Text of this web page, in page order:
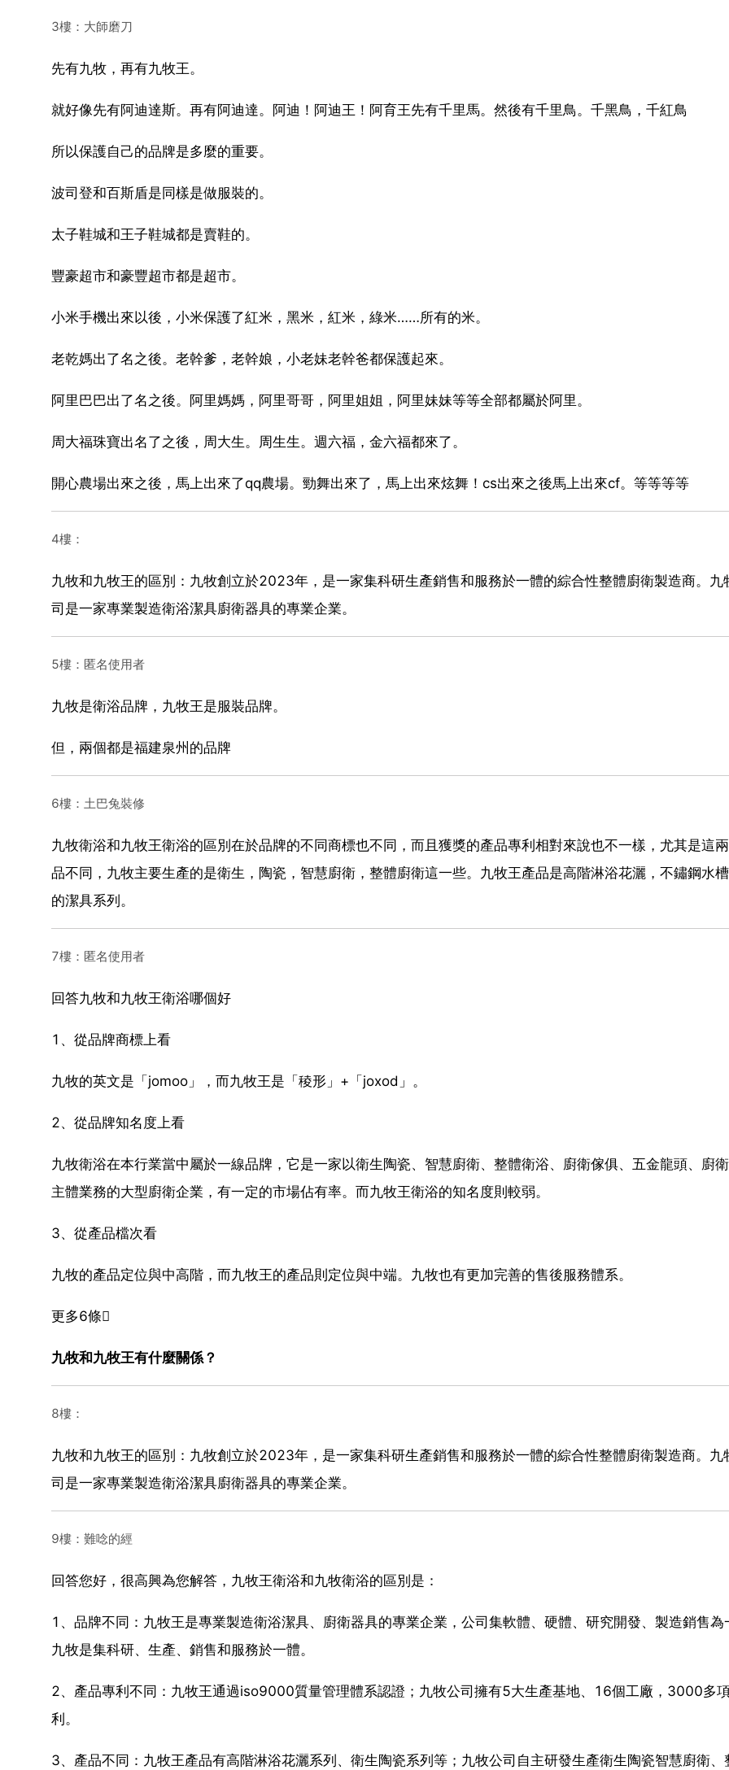
3樓：大師磨刀
先有九牧，再有九牧王。
就好像先有阿迪達斯。再有阿迪達。阿迪！阿迪王！阿育王先有千里馬。然後有千里鳥。千黑鳥，千紅鳥
所以保護自己的品牌是多麼的重要。
波司登和百斯盾是同樣是做服裝的。
太子鞋城和王子鞋城都是賣鞋的。
豐豪超市和豪豐超市都是超市。
小米手機出來以後，小米保護了紅米，黑米，紅米，綠米……所有的米。
老乾媽出了名之後。老幹爹，老幹娘，小老妹老幹爸都保護起來。
阿里巴巴出了名之後。阿里媽媽，阿里哥哥，阿里姐姐，阿里妹妹等等全部都屬於阿里。
周大福珠寶出名了之後，周大生。周生生。週六福，金六福都來了。
開心農場出來之後，馬上出來了qq農場。勁舞出來了，馬上出來炫舞！cs出來之後馬上出來cf。等等等等
4樓：
九牧和九牧王的區別：九牧創立於2023年，是一家集科研生產銷售和服務於一體的綜合性整體廚衛製造商。九
司是一家專業製造衛浴潔具廚衛器具的專業企業。
5樓：匿名使用者
九牧是衛浴品牌，九牧王是服裝品牌。
但，兩個都是福建泉州的品牌
6樓：土巴兔裝修
九牧衛浴和九牧王衛浴的區別在於品牌的不同商標也不同，而且獲獎的產品專利相對來說也不一樣，尤其是這
品不同，九牧主要生產的是衛生，陶瓷，智慧廚衛，整體廚衛這一些。九牧王產品是高階淋浴花灑，不鏽鋼水
的潔具系列。
7樓：匿名使用者
回答九牧和九牧王衛浴哪個好
1、從品牌商標上看
九牧的英文是「jomoo」，而九牧王是「稜形」+「joxod」。
2、從品牌知名度上看
九牧衛浴在本行業當中屬於一線品牌，它是一家以衛生陶瓷、智慧廚衛、整體衛浴、廚衛傢俱、五金龍頭、廚
主體業務的大型廚衛企業，有一定的市場佔有率。而九牧王衛浴的知名度則較弱。
3、從產品檔次看
九牧的產品定位與中高階，而九牧王的產品則定位與中端。九牧也有更加完善的售後服務體系。
更多6條
九牧和九牧王有什麼關係？
8樓：
九牧和九牧王的區別：九牧創立於2023年，是一家集科研生產銷售和服務於一體的綜合性整體廚衛製造商。九
司是一家專業製造衛浴潔具廚衛器具的專業企業。
9樓：難唸的經
回答您好，很高興為您解答，九牧王衛浴和九牧衛浴的區別是：
1、品牌不同：九牧王是專業製造衛浴潔具、廚衛器具的專業企業，公司集軟體、硬體、研究開發、製造銷售為
九牧是集科研、生產、銷售和服務於一體。
2、產品專利不同：九牧王通過iso9000質量管理體系認證；九牧公司擁有5大生產基地、16個工廠，3000多
利。
3、產品不同：九牧王產品有高階淋浴花灑系列、衛生陶瓷系列等；九牧公司自主研發生產衛生陶瓷智慧廚衛、